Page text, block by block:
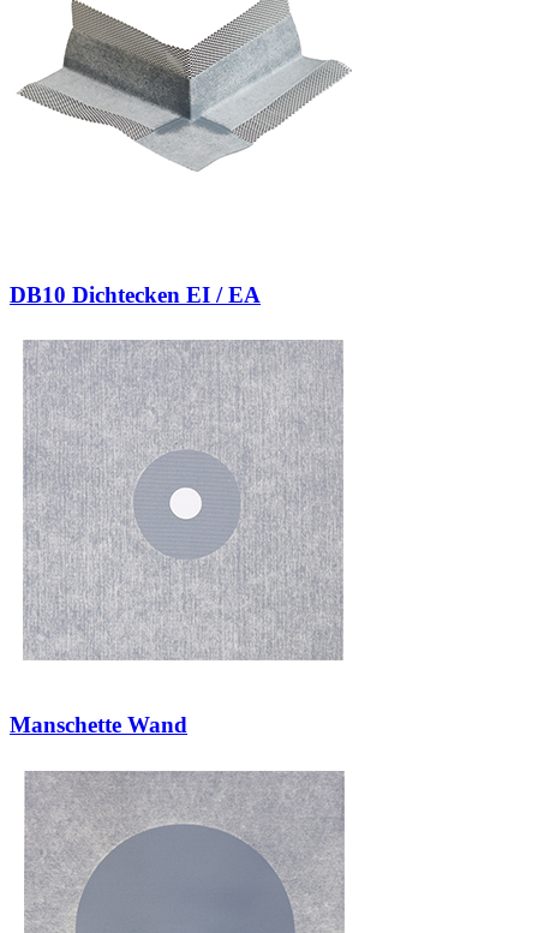
DB10 Dichtecken EI / EA
Manschette Wand